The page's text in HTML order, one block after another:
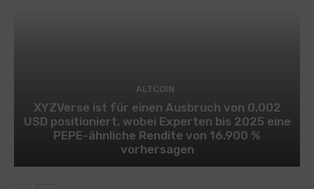
ALTCOIN
XYZVerse ist für einen Ausbruch von 0,002
USD positioniert, wobei Experten bis 2025 eine
PEPE-ähnliche Rendite von 16.900 %
vorhersagen